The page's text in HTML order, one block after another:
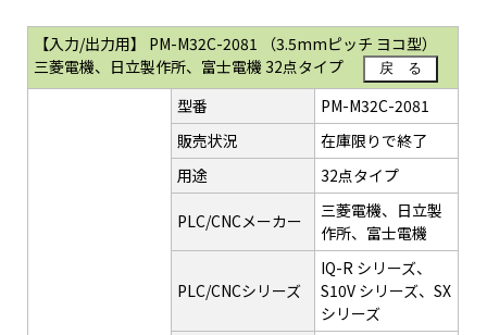
【入力/出力用】 PM-M32C-2081 （3.5mmピッチ ヨコ型）
三菱電機、日立製作所、富士電機 32点タイプ
戻 る
型番
PM-M32C-2081
販売状況
在庫限りで終了
用途
32点タイプ
PLC/CNCメーカー
三菱電機、日立製
作所、富士電機
PLC/CNCシリーズ
IQ-R シリーズ、
S10V シリーズ、SX
シリーズ